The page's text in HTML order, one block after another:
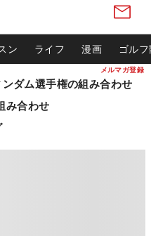
メルマガ登録
ン ライフ 漫画 ゴル
ダム選手権の組み合わせ
合わせ